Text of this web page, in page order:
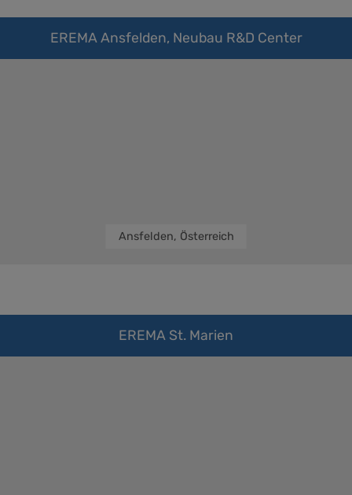
EREMA Ansfelden, Neubau R&D Center
Ansfelden, Österreich
EREMA St. Marien